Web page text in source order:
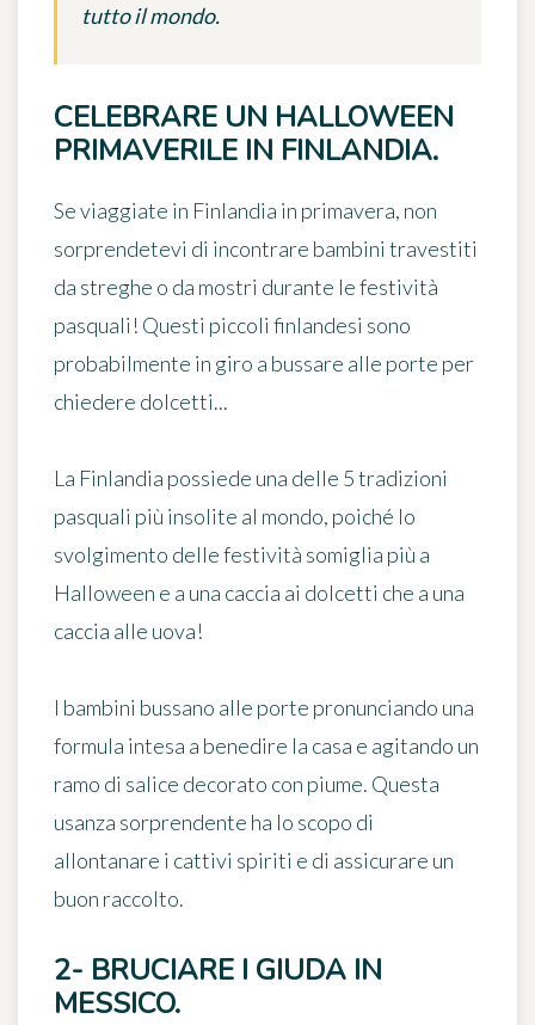
tutto il mondo.
CELEBRARE UN HALLOWEEN
PRIMAVERILE IN FINLANDIA.
Se viaggiate in Finlandia in primavera, non
sorprendetevi di incontrare bambini travestiti
da streghe o da mostri durante le festività
pasquali! Questi piccoli finlandesi sono
probabilmente in giro a bussare alle porte per
chiedere dolcetti...
La Finlandia possiede una delle 5 tradizioni
pasquali più insolite al mondo, poiché lo
svolgimento delle festività somiglia più a
Halloween e a una caccia ai dolcetti che a una
caccia alle uova!
I bambini bussano alle porte pronunciando una
formula intesa a benedire la casa e agitando un
ramo di salice decorato con piume. Questa
usanza sorprendente ha lo scopo di
allontanare i cattivi spiriti e di assicurare un
buon raccolto.
2- BRUCIARE I GIUDA IN
MESSICO.